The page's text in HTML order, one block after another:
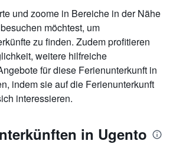
und zoome in Bereiche in der Nähe
möchtest, um
zu finden. Zudem profitieren
weitere hilfreiche
für diese Ferienunterkunft in
indem sie auf die Ferienunterkunft
interessieren.
in Ugento